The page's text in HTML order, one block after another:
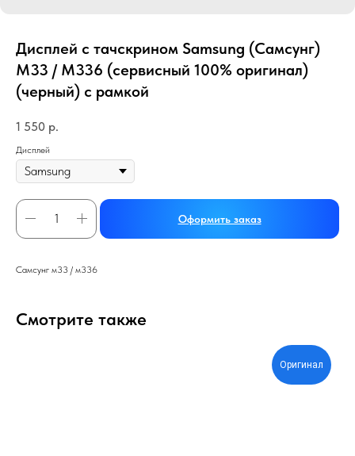
Дисплей с тачскрином Samsung (Самсунг)
M33 / M336 (сервисный 100% оригинал)
(черный) с рамкой
1 550 р.
Дисплей
Оформить заказ
Самсунг м33 / м336
Смотрите также
Оригинал